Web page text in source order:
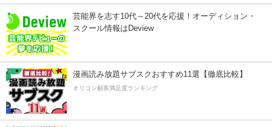
芸能界を志す10代～20代を応援！オーディション・
スクール情報はDeview
漫画読み放題サブスクおすすめ11選【徹底比較】
オリコン顧客満足度ランキング